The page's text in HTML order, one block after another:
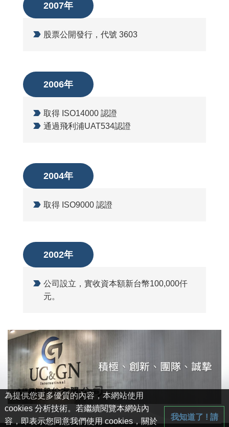
2007年
股票公開發行，代號 3603
2006年
取得 ISO14000 認證
通過飛利浦UAT534認證
2004年
取得 ISO9000 認證
2002年
公司設立，實收資本額新台幣100,000仟
元。
為提供您更多優質的內容，本網站使用
cookies 分析技術。若繼續閱覽本網站內
容，即表示您同意我們使用 cookies，關於
我知道了 ! 請